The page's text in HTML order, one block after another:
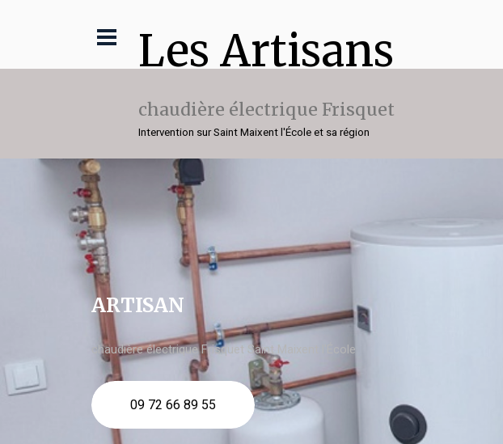
Les Artisans
chaudière électrique Frisquet
Intervention sur Saint Maixent l'École et sa région
ARTISAN
chaudière électrique Frisquet Saint Maixent l'École
09 72 66 89 55